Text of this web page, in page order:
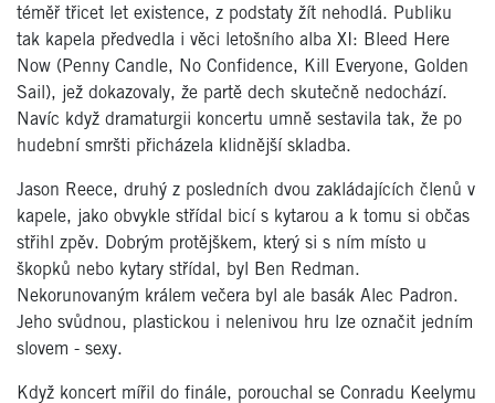
téměř třicet let existence, z podstaty žít nehodlá. Publiku
tak kapela předvedla i věci letošního alba XI: Bleed Here
Now (Penny Candle, No Confidence, Kill Everyone, Golden
Sail), jež dokazovaly, že partě dech skutečně nedochází.
Navíc když dramaturgii koncertu umně sestavila tak, že po
hudební smršti přicházela klidnější skladba.
Jason Reece, druhý z posledních dvou zakládajících členů v
kapele, jako obvykle střídal bicí s kytarou a k tomu si občas
střihl zpěv. Dobrým protějškem, který si s ním místo u
škopků nebo kytary střídal, byl Ben Redman.
Nekorunovaným králem večera byl ale basák Alec Padron.
Jeho svůdnou, plastickou i nelenivou hru lze označit jedním
slovem - sexy.
Když koncert mířil do finále, porouchal se Conradu Keelymu